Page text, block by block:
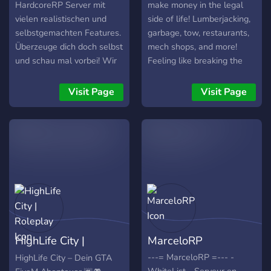
HardcoreRP Server mit
vielen realistischen und
selbstgemachten Features.
Überzeuge dich doch selbst
und schau mal vorbei! Wir
(HardcoreRP) und speziell
auf gute Performance auch
für Spieler ohne Monster
nutzen. Wir benutzen auf
unserem Server keinerlei
Leaks sondern nur ehrlich
erworbene Scripts.
Visit Page
make money in the legal
side of life! Lumberjacking,
garbage, tow, restaurants,
mech shops, and more!
Feeling like breaking the
heists/jobs, sell drugs, and
claim turf within the city.
Race over 100 tracks
Visit Page
HighLife City |
Roleplay
HighLife City – Dein GTA
MarceloRP
---= MarceloRP =--- -